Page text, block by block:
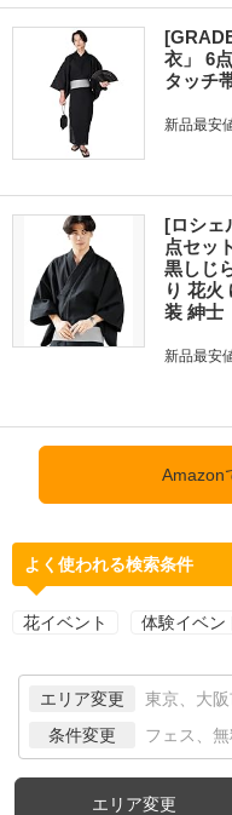
衣」 6
タッチ
新品最安
[ロシェ
点セッ
黒しじ
り 花火
装 紳士
新品最安
Amazon
よく使われる検索条件
花イベント 体験イベン
エリア変更 東京、大阪
条件変更 フェス、
エリア変更